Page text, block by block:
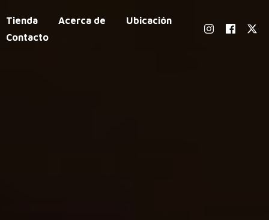
Tienda Acerca de
Ubicación
Contacto